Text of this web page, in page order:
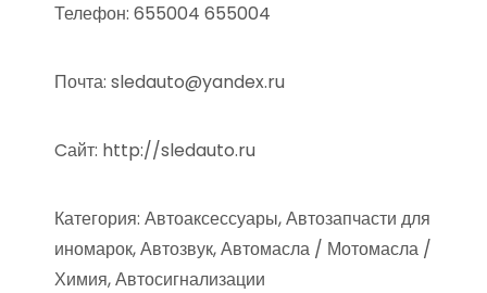
Телефон: 655004 655004
Почта: sledauto@yandex.ru
Cайт: http://sledauto.ru
Категория: Автоаксессуары, Автозапчасти для
иномарок, Автозвук, Автомасла / Мотомасла /
Химия, Автосигнализации